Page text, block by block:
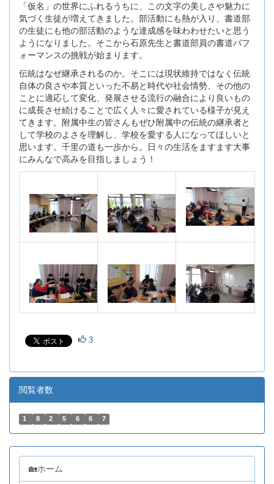
「仮名」の世界にふれるうちに、この文字の美しさや魅力に
気づく生徒が増えてきました。​部活動にも熱が入り、書道部
の生徒にも他の部活動のような達成感を味わわせたいと思う
ようになりました。そこから石原先生と書道部員の書道パフ
ォーマンスの挑戦が始まります。
伝統はなぜ継承されるのか。そこには現状維持ではなく伝統
自体の良さや本質といった不易と時代や社会情勢、その他の
ことに適応して変化、発展させる流行の融合により良いもの
に成長させ続けることで広く人々に愛されている様子が見え
てきます。附属中生の皆さんもぜひ附属中の伝統の継承者と
して学校のよさを理解し、学校を愛する人になってほしいと
思います。千里の道も一歩から。日々の生活をますます大事
にみんなで高みを目指しましょう！
3
閲覧者数
1 8 2 5 6 6 7
🏡ホーム